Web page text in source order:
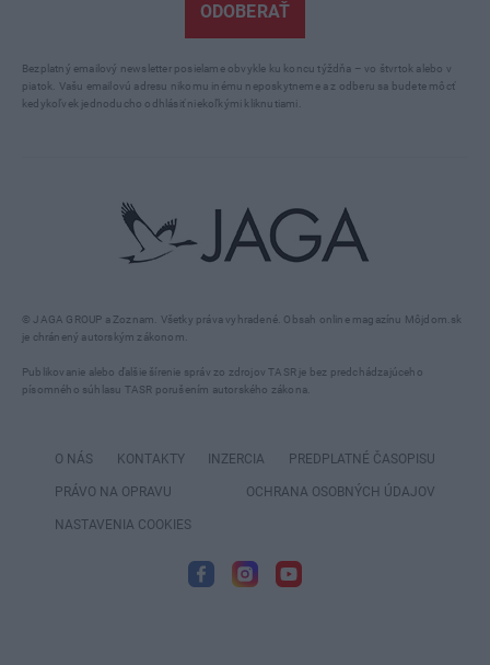
© JAGA GROUP a Zoznam. Všetky práva vyhradené. Obsah online magazínu Môjdom.sk
je chránený autorským zákonom.
Publikovanie alebo ďalšie šírenie správ zo zdrojov TASR je bez predchádzajúceho
písomného súhlasu TASR porušením autorského zákona.
ODOBERAŤ
Bezplatný emailový newsletter posielame obvykle ku koncu týždňa – vo štvrtok alebo v
piatok. Vašu emailovú adresu nikomu inému neposkytneme a z odberu sa budete môcť
kedykoľvek jednoducho odhlásiť niekoľkými kliknutiami.
O NÁS KONTAKTY INZERCIA PREDPLATNÉ ČASOPISU
PRÁVO NA OPRAVU OCHRANA OSOBNÝCH ÚDAJOV
NASTAVENIA COOKIES